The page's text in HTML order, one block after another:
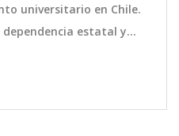
universitario en Chile.
estatal y